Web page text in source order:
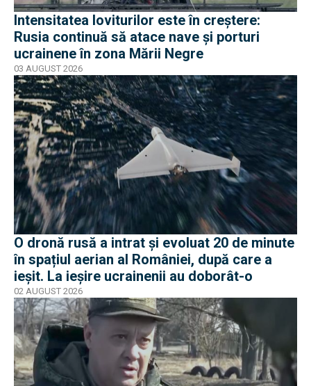
Intensitatea loviturilor este în creștere:
Rusia continuă să atace nave și porturi
ucrainene în zona Mării Negre
03 AUGUST 2026
O dronă rusă a intrat și evoluat 20 de minute
în spațiul aerian al României, după care a
ieșit. La ieșire ucrainenii au doborât-o
02 AUGUST 2026